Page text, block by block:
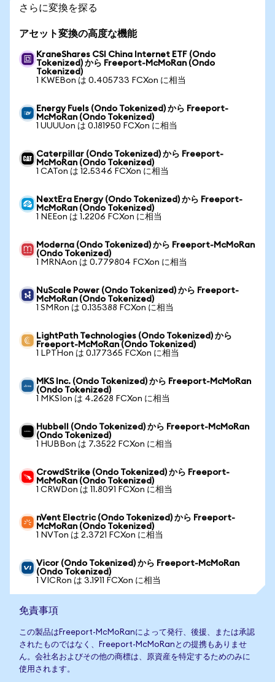
さらに変換を探る
アセット変換の高度な機能
KraneShares CSI China Internet ETF (Ondo
Tokenized) から Freeport-McMoRan (Ondo
Tokenized)
1 KWEBon は 0.405733 FCXon に相当
Energy Fuels (Ondo Tokenized) から Freeport-
McMoRan (Ondo Tokenized)
1 UUUUon は 0.181950 FCXon に相当
Caterpillar (Ondo Tokenized) から Freeport-
McMoRan (Ondo Tokenized)
1 CATon は 12.5346 FCXon に相当
NextEra Energy (Ondo Tokenized) から Freeport-
McMoRan (Ondo Tokenized)
1 NEEon は 1.2206 FCXon に相当
Moderna (Ondo Tokenized) から Freeport-McMoRan
(Ondo Tokenized)
1 MRNAon は 0.779804 FCXon に相当
NuScale Power (Ondo Tokenized) から Freeport-
McMoRan (Ondo Tokenized)
1 SMRon は 0.135388 FCXon に相当
LightPath Technologies (Ondo Tokenized) から
Freeport-McMoRan (Ondo Tokenized)
1 LPTHon は 0.177365 FCXon に相当
MKS Inc. (Ondo Tokenized) から Freeport-McMoRan
(Ondo Tokenized)
1 MKSIon は 4.2628 FCXon に相当
Hubbell (Ondo Tokenized) から Freeport-McMoRan
(Ondo Tokenized)
1 HUBBon は 7.3522 FCXon に相当
CrowdStrike (Ondo Tokenized) から Freeport-
McMoRan (Ondo Tokenized)
1 CRWDon は 11.8091 FCXon に相当
nVent Electric (Ondo Tokenized) から Freeport-
McMoRan (Ondo Tokenized)
1 NVTon は 2.3721 FCXon に相当
Vicor (Ondo Tokenized) から Freeport-McMoRan
(Ondo Tokenized)
1 VICRon は 3.1911 FCXon に相当
免責事項
この製品はFreeport-McMoRanによって発行、後援、または承認
されたものではなく、Freeport-McMoRanとの提携もありませ
ん。会社名およびその他の商標は、原資産を特定するためのみに
使用されます。